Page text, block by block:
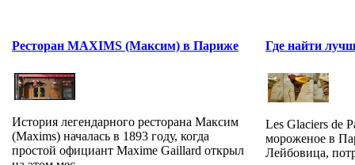
Ресторан MAXIMS (Максим) в Париже
История легендарного ресторана Максим
(Maxims) началась в 1893 году, когда
простой официант Maxime Gaillard открыл
Где найти
Les Glaciers de
мороженое в
Лейбовица,